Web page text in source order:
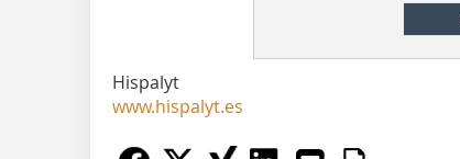
Hispalyt
www.hispalyt.es